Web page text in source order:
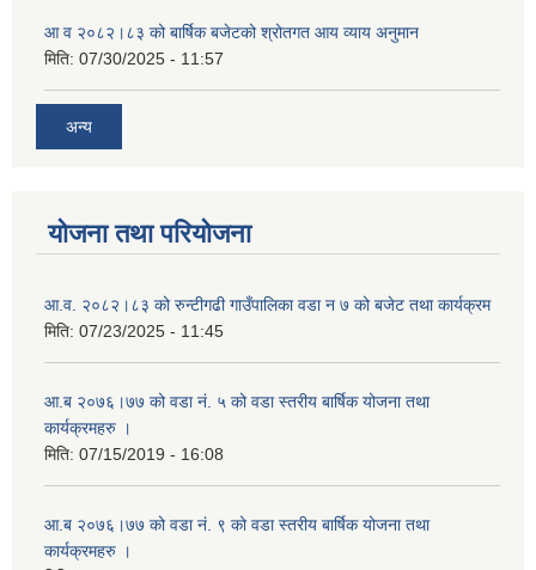
आ व २०८२।८३ को बार्षिक बजेटको श्रोतगत आय व्याय अनुमान
मिति: 07/30/2025 - 11:57
अन्य
योजना तथा परियोजना
आ.व. २०८२।८३ को रुन्टीगढी गाउँपालिका वडा न ७ को बजेट तथा कार्यक्रम
मिति: 07/23/2025 - 11:45
आ.ब २०७६।७७ को वडा नं. ५ को वडा स्तरीय बार्षिक योजना तथा
कार्यक्रमहरु ।
मिति: 07/15/2019 - 16:08
आ.ब २०७६।७७ को वडा नं. ९ को वडा स्तरीय बार्षिक योजना तथा
कार्यक्रमहरु ।